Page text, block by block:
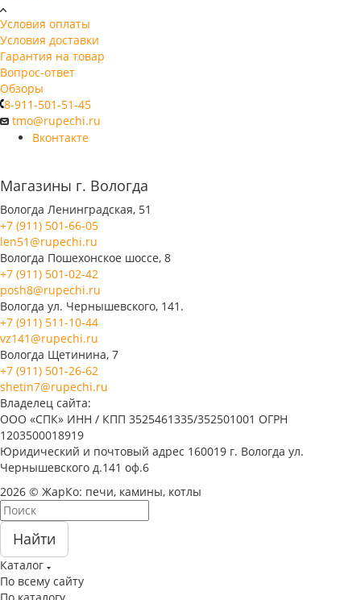
Условия оплаты
Условия доставки
Гарантия на товар
Вопрос-ответ
Обзоры
8-911-501-51-45
tmo@rupechi.ru
Вконтакте
Магазины г. Вологда
Вологда Ленинградская, 51
+7 (911) 501-66-05
len51@rupechi.ru
Вологда Пошехонское шоссе, 8
+7 (911) 501-02-42
posh8@rupechi.ru
Вологда ул. Чернышевского, 141.
+7 (911) 511-10-44
vz141@rupechi.ru
Вологда Щетинина, 7
+7 (911) 501-26-62
shetin7@rupechi.ru
Владелец сайта:
ООО «СПК» ИНН / КПП 3525461335/352501001 ОГРН
1203500018919
Юридический и почтовый адрес 160019 г. Вологда ул.
Чернышевского д.141 оф.6
2026 © ЖарКо: печи, камины, котлы
Найти
Каталог
По всему сайту